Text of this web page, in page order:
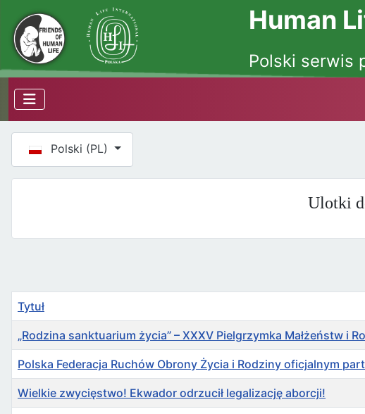
Human
Polski serwis
Wybierz swój język
Polski (PL)
Ulotki
Tytuł
„Rodzina sanktuarium życia” – XXXV Pielgrzymka Małżeństw i
Polska Federacja Ruchów Obrony Życia i Rodziny oficjalnym
Wielkie zwycięstwo! Ekwador odrzucił legalizację aborcji!